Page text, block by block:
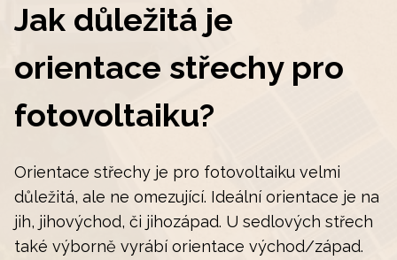
Jak důležitá je
orientace střechy pro
fotovoltaiku?
Orientace střechy je pro fotovoltaiku velmi
důležitá, ale ne omezující. Ideální orientace je na
jih, jihovýchod, či jihozápad. U sedlových střech
také výborně vyrábí orientace východ/západ.